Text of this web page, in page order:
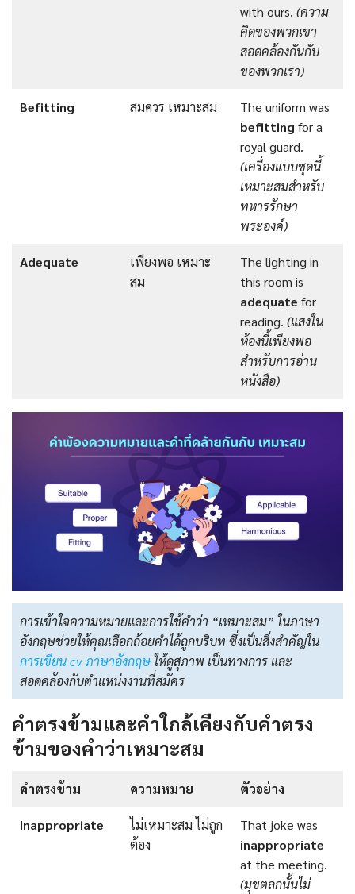
with ours. (ความ
คิดของพวกเขา
สอดคล้องกันกับ
ของพวกเรา)
Befitting สมควร เหมาะสม
The uniform was
befitting for a
royal guard.
(เครื่องแบบชุดนี้
เหมาะสมสำหรับ
ทหารรักษา
พระองค์)
Adequate
เพียงพอ เหมาะ
สม
The lighting in
this room is
adequate for
reading. (แสงใน
ห้องนี้เพียงพอ
สำหรับการอ่าน
หนังสือ)
การเข้าใจความหมายและการใช้คำว่า “เหมาะสม” ในภาษา
อังกฤษช่วยให้คุณเลือกถ้อยคำได้ถูกบริบท ซึ่งเป็นสิ่งสำคัญใน
การเขียน cv ภาษาอังกฤษให้ดูสุภาพ เป็นทางการ และ
สอดคล้องกับตำแหน่งงานที่สมัคร
คำตรงข้ามและคำใกล้เคียงกับคำตรง
ข้ามของคำว่าเหมาะสม
คำตรงข้าม ความหมาย ตัวอย่าง
Inappropriate
ไม่เหมาะสม ไม่ถูก
ต้อง
That joke was
inappropriate
at the meeting.
(มุขตลกนั้นไม่